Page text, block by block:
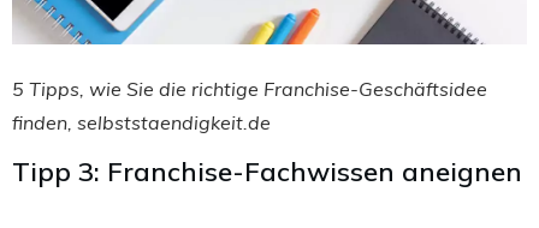
5 Tipps, wie Sie die richtige Franchise-Geschäftsidee
finden, selbststaendigkeit.de
Tipp 3: Franchise-Fachwissen aneignen